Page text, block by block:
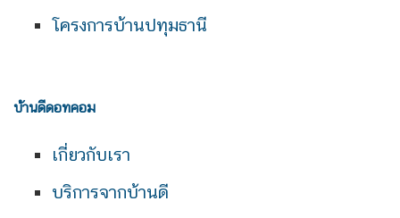
โครงการบ้านปทุมธานี
บ้านดีดอทคอม
เกี่ยวกับเรา
บริการจากบ้านดี